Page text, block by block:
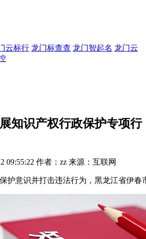
云标行 龙门标查查 龙门智起名 龙门云
知识产权行政保护专项行
09:55:22 作者：zz 来源：互联网
意识并打击违法行为，黑龙江省伊春